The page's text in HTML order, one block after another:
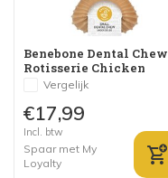
Benebone Dental Chew
Rotisserie Chicken
Vergelijk
€17,99
Incl. btw
Spaar met My
Loyalty